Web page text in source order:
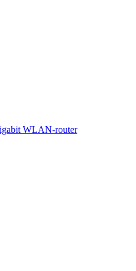
WLAN-router